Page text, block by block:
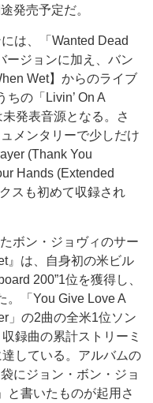
発売予定だ。
は、「Wanted Dead
ージョンに加え、バン
Wet】からのライブ
の「Livin’ On A
発表音源となる。さ
メンタリーで少しだけ
(Thank You
Hands (Extended
スも初めて収録され
ボン・ジョヴィのサー
』は、自身初の米ビル
200”1位を獲得し、
。「You Give Love A
」の2曲の全米1位ソン
録曲の累計ストリーミ
している。アルバムの
にジョン・ボン・ジョ
と書いたものが起用さ